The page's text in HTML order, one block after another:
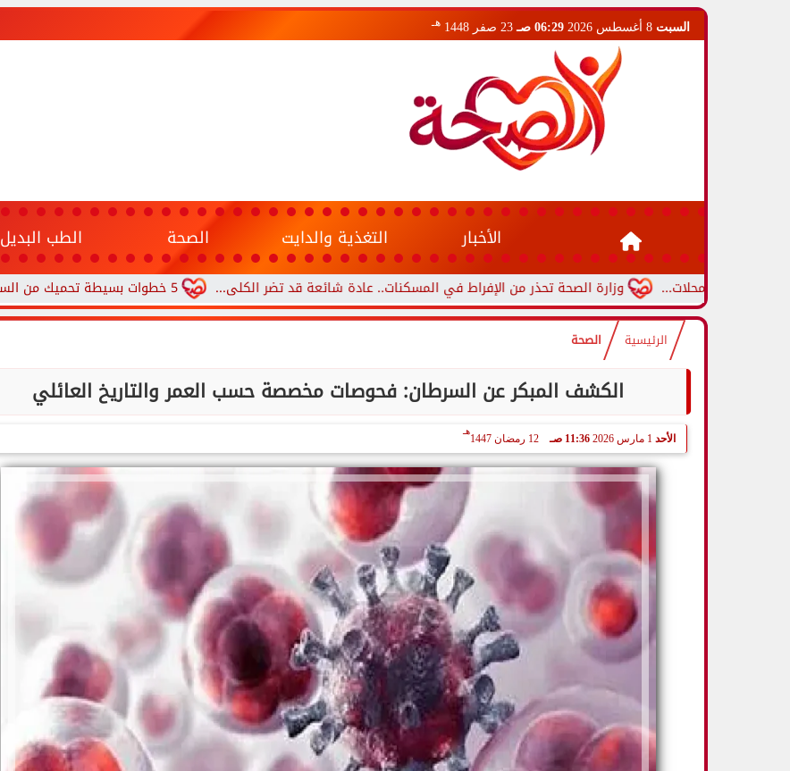
السبت 06:29 صـ 23 صفر 1448 هـ
الأخبار التغذية والدايت الصحة الطب البديل
5 خطوات بسيطة تحميك من السكري وأمراض القلب وارتفاع ضغط الدم وزارة الصحة تحذر من الإفراط في المسكنات.. عادة شائعة قد تضر الكلى...
الرئيسية الصحة
الكشف المبكر عن السرطان: فحوصات مخصصة حسب العمر والتاريخ العائلي
الأحد 11:36 صـ 12 رمضان 1447
هـ